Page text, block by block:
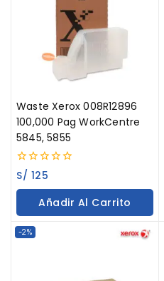
Waste Xerox 008R12896
100,000 Pag WorkCentre
5845, 5855
0
out
of
S/ 125
Añadir Al Carrito
-2%